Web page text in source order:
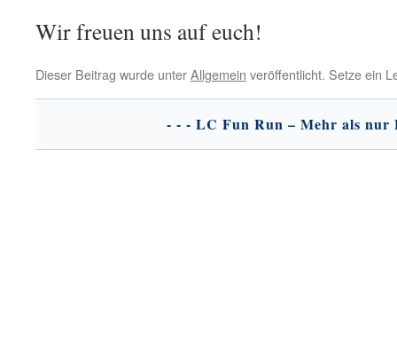
Wir freuen uns auf euch!
Dieser Beitrag wurde unterAllgemein veröffentlicht. Setze ein